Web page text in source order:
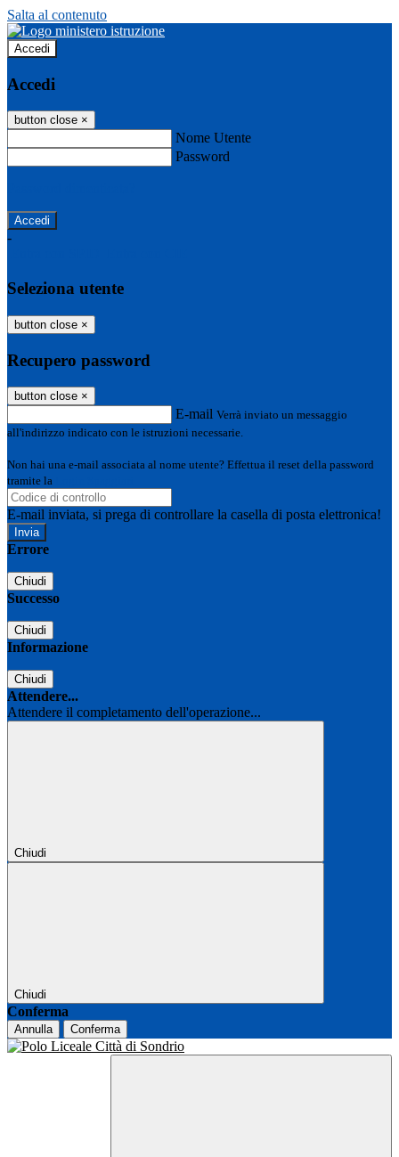
Salta al contenuto
Accedi
Accedi
button close ×
Nome Utente
Password
-
Seleziona utente
button close ×
Recupero password
button close ×
E-mail Verrà inviato un messaggio
all'indirizzo indicato con le istruzioni necessarie.
Non hai una e-mail associata al nome utente? Effettua il reset della password
tramite la
E-mail inviata, si prega di controllare la casella di posta elettronica!
Errore
Chiudi
Successo
Chiudi
Informazione
Chiudi
Attendere...
Attendere il completamento dell'operazione...
Chiudi
Chiudi
Conferma
Annulla Conferma